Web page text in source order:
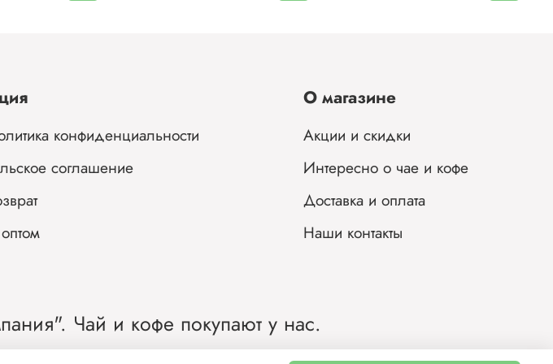
природе и пользе природных
конфиденциальности
соглашение
О магазине
Акции и скидки
Интересно о чае и кофе
Доставка и оплата
Наши контакты
Чай и кофе покупают у нас.